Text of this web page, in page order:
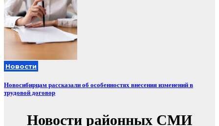
Новости
Новосибирцам рассказали об особенностях внесения изменений в
трудовой договор